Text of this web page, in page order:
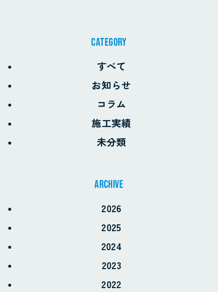
CATEGORY
すべて
お知らせ
コラム
施工実績
未分類
archive
2026
2025
2024
2023
2022